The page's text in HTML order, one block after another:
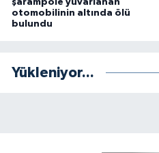
otomobilinin altında ölü
bulundu
Yükleniyor...